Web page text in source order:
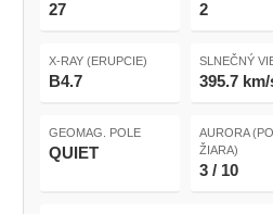
27 2
X-RAY (ERUPCIE)
B4.7
SLNEČNÝ
395.7
GEOMAG. POLE
QUIET
AURORA
ŽIARA)
3 / 10